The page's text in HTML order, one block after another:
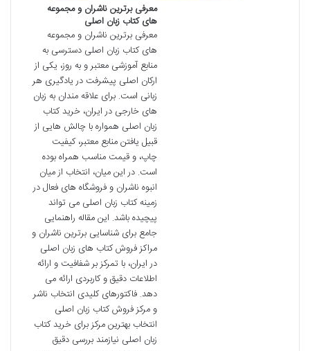
معرفی برترین ناشران و مجموعه
های کتاب زبان اصلی
معرفی برترین ناشران و مجموعه
های کتاب زبان اصلی دسترسی به
منابع آموزشی معتبر و به روز، یکی از
ارکان اصلی پیشرفت در یادگیری هر
زبانی است. برای علاقه مندان به زبان
های خارجی در ایران، خرید کتاب
زبان اصلی همواره با چالش هایی از
قبیل یافتن منابع معتبر، کیفیت
چاپ، و قیمت مناسب همراه بوده
است. در این میان، انتخاب از میان
انبوه ناشران و فروشگاه های فعال در
زمینه کتاب زبان اصلی می تواند
پیچیده باشد. این مقاله راهنمایی
جامع برای شناسایی برترین ناشران و
مراکز فروش کتاب های زبان اصلی
در ایران، با تمرکز بر شفافیت و ارائه
اطلاعات دقیق و کاربردی ارائه می
دهد. فاکتورهای کلیدی انتخاب ناشر
و مرکز فروش کتاب زبان اصلی
انتخاب بهترین مرکز برای خرید کتاب
زبان اصلی نیازمند بررسی دقیق